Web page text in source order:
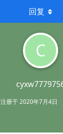
C
注册于2020年7月4日
回复